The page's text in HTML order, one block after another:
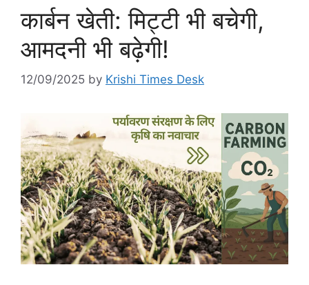
कार्बन खेती: मिट्टी भी बचेगी,
आमदनी भी बढ़ेगी!
12/09/2025 by Krishi Times Desk